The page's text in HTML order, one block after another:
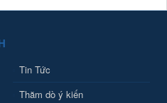
Tin Tức
Thăm dò ý kiến